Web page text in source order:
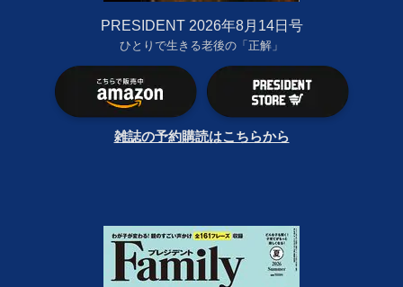
PRESIDENT 2026年8月14日号
ひとりで生きる老後の「正解」
雑誌の予約購読はこちらから